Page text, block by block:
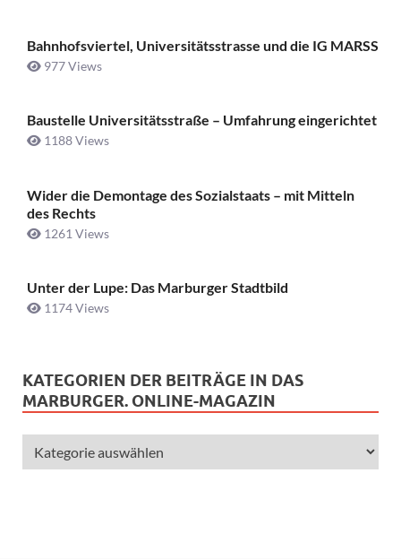
Bahnhofsviertel, Universitätsstrasse und die IG MARSS
977 Views
Baustelle Universitätsstraße ­– Umfahrung eingerichtet
1188 Views
Wider die Demontage des Sozialstaats – mit Mitteln
des Rechts
1261 Views
Unter der Lupe: Das Marburger Stadtbild
1174 Views
KATEGORIEN DER BEITRÄGE IN DAS
MARBURGER. ONLINE-MAGAZIN